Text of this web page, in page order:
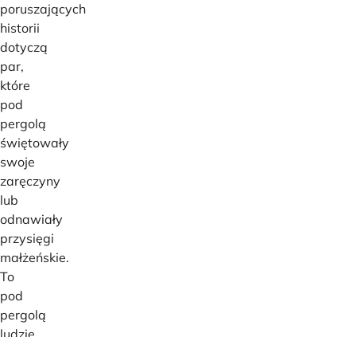
poruszających
historii
dotyczą
par,
które
pod
pergolą
świętowały
swoje
zaręczyny
lub
odnawiały
przysięgi
małżeńskie.
To
pod
pergolą